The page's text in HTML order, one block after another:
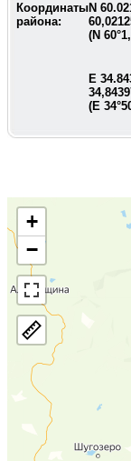
Координаты
района:
N
(N
E
(E
+
−